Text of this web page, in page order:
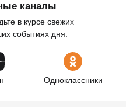
каналы
в курсе свежих
событиях дня.
Одноклассники